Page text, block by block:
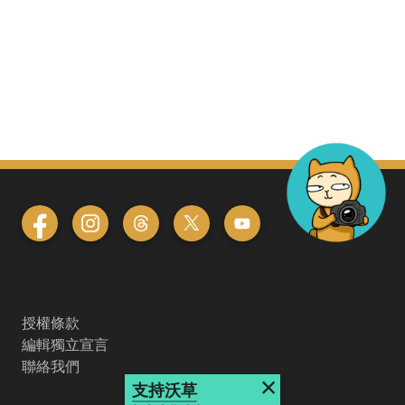
授權條款
編輯獨立宣言
聯絡我們
支持沃草 ×